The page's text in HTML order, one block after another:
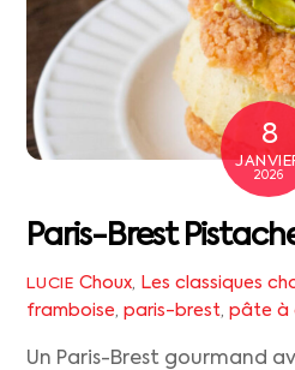
8
2026
Paris-Brest
LUCIE Choux, Les classiques
framboise,paris-brest,pâte à
Un Paris-Brest gourmand